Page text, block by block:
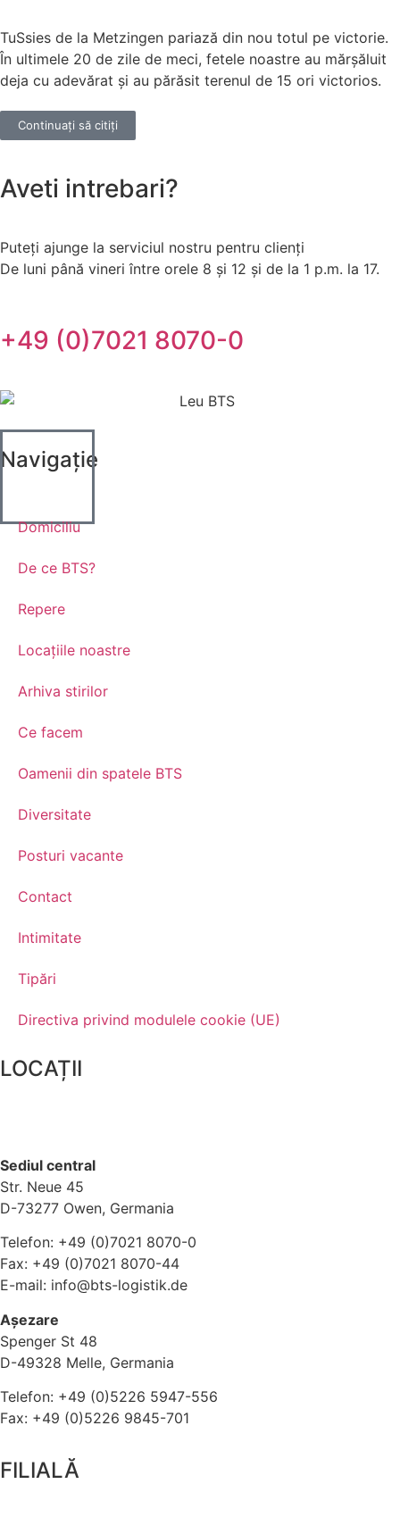
TuSsies de la Metzingen pariază din nou totul pe victorie.
În ultimele 20 de zile de meci, fetele noastre au mărșăluit
deja cu adevărat și au părăsit terenul de 15 ori victorios.
Continuați să citiți
Aveti intrebari?
Puteți ajunge la serviciul nostru pentru clienți
De luni până vineri între orele 8 și 12 și de la 1 p.m. la 17.
+49 (0)7021 8070-0
Navigație
Domiciliu
De ce BTS?
Repere
Locațiile noastre
Arhiva stirilor
Ce facem
Oamenii din spatele BTS
Diversitate
Posturi vacante
Contact
Intimitate
Tipări
Directiva privind modulele cookie (UE)
LOCAȚII
Sediul central
Str. Neue 45
D-73277 Owen, Germania
Telefon: +49 (0)7021 8070-0
Fax: +49 (0)7021 8070-44
E-mail: info@bts-logistik.de
Așezare
Spenger St 48
D-49328 Melle, Germania
Telefon: +49 (0)5226 5947-556
Fax: +49 (0)5226 9845-701
FILIALĂ